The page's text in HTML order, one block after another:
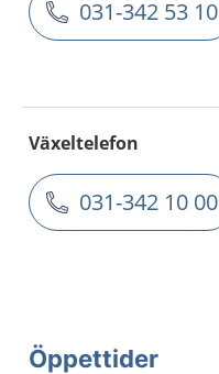
031-342 53 10
Växeltelefon
031-342 10 00
Öppettider